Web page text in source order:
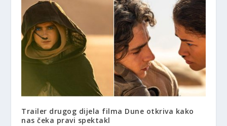
Trailer drugog dijela filma Dune otkriva kako
nas čeka pravi spektakl